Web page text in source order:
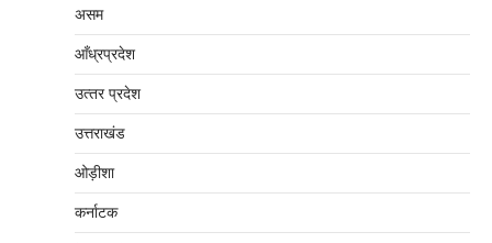
असम
आँध्रप्रदेश
उत्‍तर प्रदेश
उत्तराखंड
ओड़ीशा
कर्नाटक